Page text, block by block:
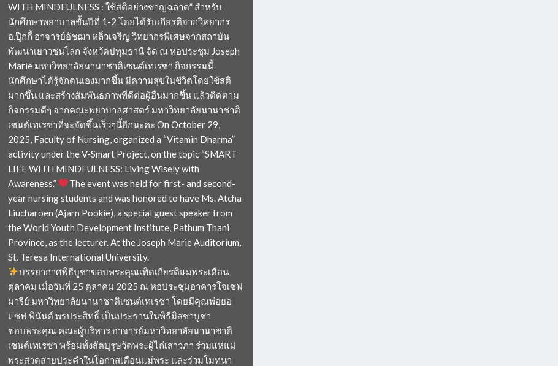
WITH MINDFULNESS : ใช้สติอย่างชาญฉลาด” สำหรับ
นักศึกษาพยาบาลชั้นปีที่ 1-2 โดยได้รับเกียรติจากวิทยากร
อ.ปุ๊กกี้ อาจารย์อัชฌา หลิ่วเจริญ วิทยากรพิเศษจากสถาบัน
พัฒนาเยาวชนโลก จังหวัดปทุมธานี จัด ณ หอประชุม Joseph
Marie มหาวิทยาลัยนานาชาติเซนต์เทเรซา กิจกรรมนี้
นักศึกษาได้รู้จักตนเองมากขึ้น มีความสุขในชีวิตโดยใช้สติ
มากขึ้น และสร้างสัมพันธภาพที่ดีต่อผู้อื่นมากขึ้น แล้วติดตาม
กิจกรรมดีๆ จากคณะพยาบาลศาสตร์ มหาวิทยาลัยนานาชาติ
เซนต์เทเรซาที่จะจัดขึ้นเร็วๆนี้อีกนะคะ On October 29,
2025, Faculty of Nursing, organized a “Vitamin Dharma”
activity under the V-Smart Project, on the topic “SMART
LIFE WITH MINDFULNESS: Living Wisely with
Awareness.”
The event was held for first- and second-
year nursing students and was honored to have Ms. Atcha
Liucharoen (Ajarn Pookie), a special guest speaker from
the World Youth Development Institute, Pathum Thani
Province, as the lecturer. At the Joseph Marie Auditorium,
St. Teresa International University.
บรรยากาศพิธีบูชาขอบพระคุณเทิดเกียรติแม่พระเดือน
ตุลาคม เมื่อวันที่ 25 ตุลาคม 2025 ณ หอประชุมอาคารโจเซฟ
มารีย์ มหาวิทยาลัยนานาชาติเซนต์เทเรซา โดยมีคุณพ่อยอ
แซฟ พินันต์ พรประสิทธิ์ เป็นประธานในพิธีมิสซาบูชา
ขอบพระคุณ คณะผู้บริหาร อาจารย์มหาวิทยาลัยนานาชาติ
เซนต์เทเรซา พร้อมทั้งสัตบุรุษวัดพระผู้ไถ่เสาวภา ร่วมแห่แม่
พระสวดสายประคำในโอกาสเดือนแม่พระ และร่วมโมทนา